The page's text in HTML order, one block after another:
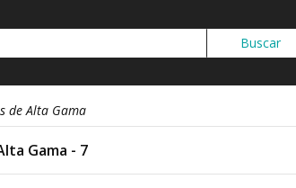
de Alta Gama
Gama - 7